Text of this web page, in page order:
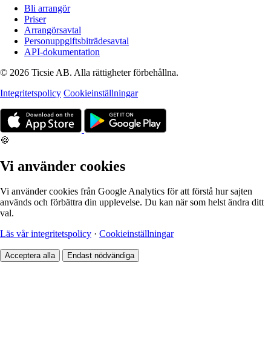
Bli arrangör
Priser
Arrangörsavtal
Personuppgiftsbiträdesavtal
API-dokumentation
© 2026 Ticsie AB. Alla rättigheter förbehållna.
Integritetspolicy Cookieinställningar
🍪
Vi använder cookies
Vi använder cookies från Google Analytics för att förstå hur sajten
används och förbättra din upplevelse. Du kan när som helst ändra ditt
val.
Läs vår integritetspolicy · Cookieinställningar
Acceptera alla Endast nödvändiga